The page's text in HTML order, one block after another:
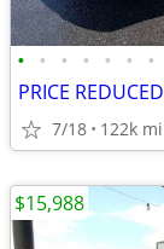
• • • • • • •
7/18 122k mi
$15,988